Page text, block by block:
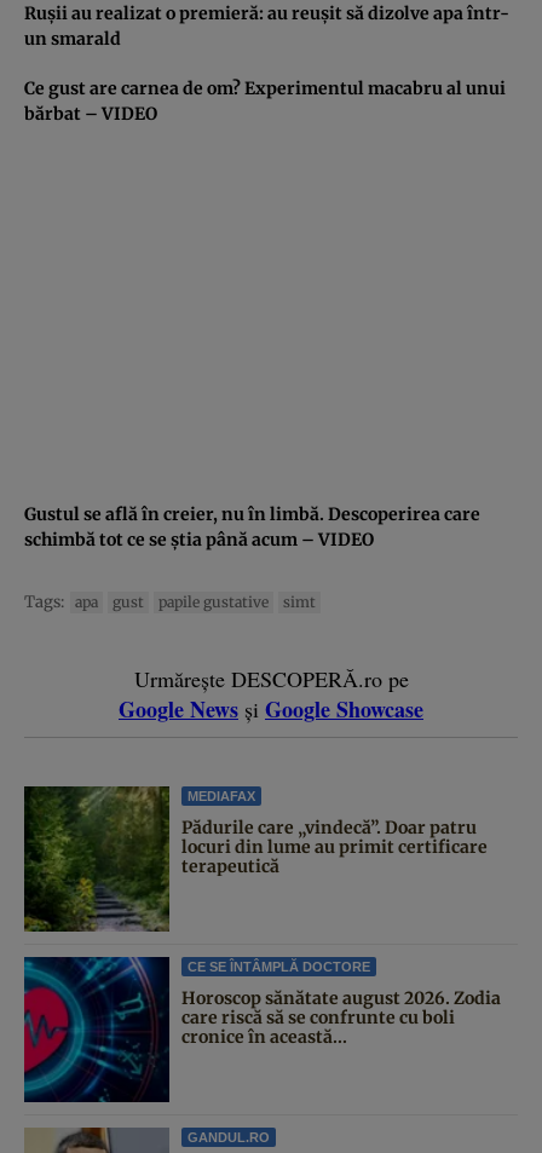
Ruşii au realizat o premieră: au reuşit să dizolve apa într-
un smarald
Ce gust are carnea de om? Experimentul macabru al unui
bărbat – VIDEO
Gustul se află în creier, nu în limbă. Descoperirea care
schimbă tot ce se ştia până acum – VIDEO
Tags: apa gust papile gustative simt
Urmărește DESCOPERĂ.ro pe
Google News și Google Showcase
MEDIAFAX
Pădurile care „vindecă”. Doar patru
locuri din lume au primit certificare
terapeutică
CE SE ÎNTÂMPLĂ DOCTORE
Horoscop sănătate august 2026. Zodia
care riscă să se confrunte cu boli
cronice în această...
GANDUL.RO